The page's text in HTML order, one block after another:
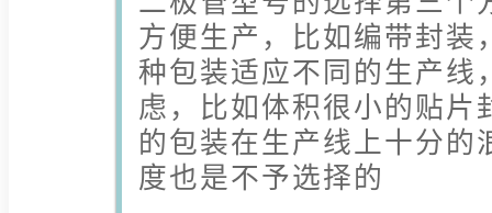
方便生产，比如编带封装
种包装适应不同的生产线
虑，比如体积很小的贴片
的包装在生产线上十分的
度也是不予选择的